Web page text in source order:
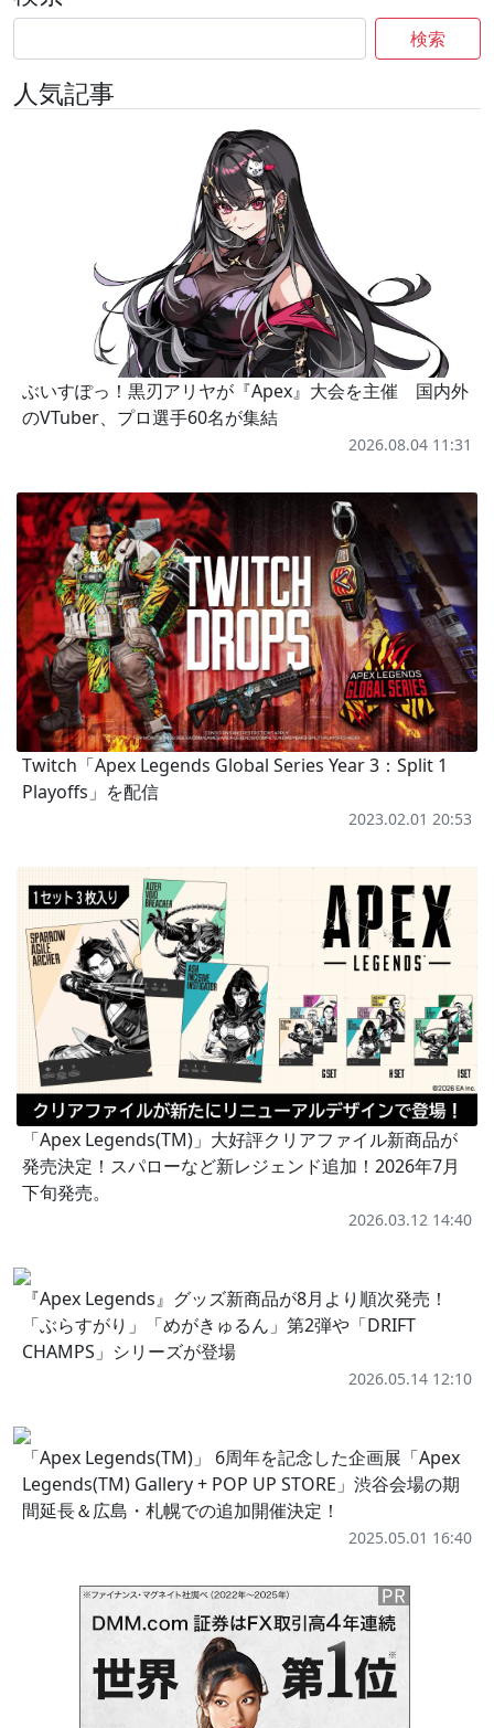
検索
人気記事
ぶいすぽっ！黒刃アリヤが『Apex』大会を主催 国内外
のVTuber、プロ選手60名が集結
2026.08.04 11:31
Twitch「Apex Legends Global Series Year 3：Split 1
Playoffs」を配信
2023.02.01 20:53
「Apex Legends(TM)」大好評クリアファイル新商品が
発売決定！スパローなど新レジェンド追加！2026年7月
下旬発売。
2026.03.12 14:40
『Apex Legends』グッズ新商品が8月より順次発売！
「ぶらすがり」「めがきゅるん」第2弾や「DRIFT
CHAMPS」シリーズが登場
2026.05.14 12:10
「Apex Legends(TM)」 6周年を記念した企画展「Apex
Legends(TM) Gallery + POP UP STORE」渋谷会場の期
間延長＆広島・札幌での追加開催決定！
2025.05.01 16:40